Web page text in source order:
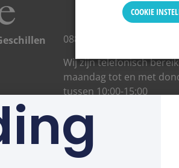
088 0229100
Wij zijn telefonisch
maandag tot en met
tussen 10:00-15:00
COOKIE